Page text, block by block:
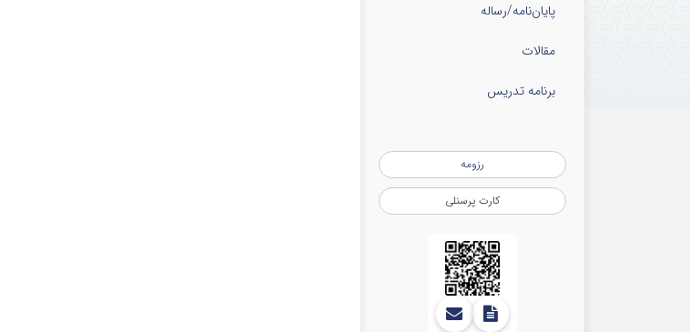
پایان‌نامه‌/رساله
مقالات
برنامه تدریس
رزومه
کارت پرسنلی